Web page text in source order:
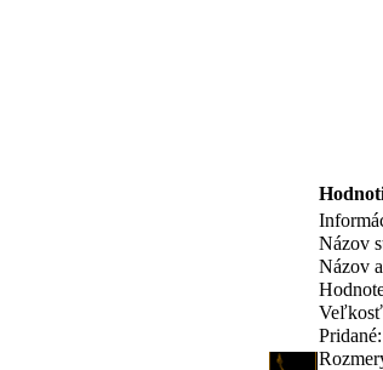
Názov
Názov
Veľkosť
Pridané: